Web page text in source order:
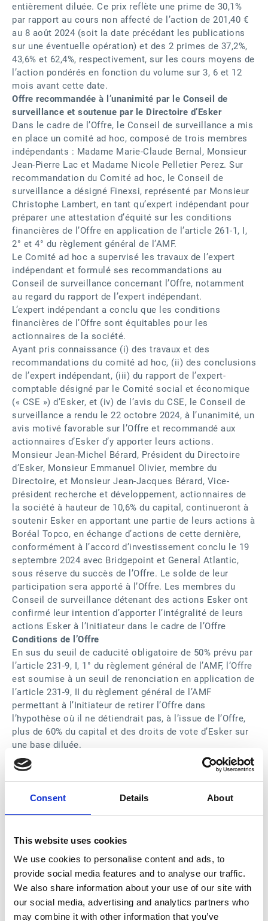
Consent Details About
This website uses cookies
We use cookies to personalise content and ads, to
provide social media features and to analyse our traffic.
We also share information about your use of our site with
our social media, advertising and analytics partners who
may combine it with other information that you’ve
entièrement diluée. Ce prix reflète une prime de 30,1%
par rapport au cours non affecté de l’action de 201,40 €
au 8 août 2024 (soit la date précédant les publications
sur une éventuelle opération) et des 2 primes de 37,2%,
43,6% et 62,4%, respectivement, sur les cours moyens de
l’action pondérés en fonction du volume sur 3, 6 et 12
mois avant cette date.
Offre recommandée à l’unanimité par le Conseil de
surveillance et soutenue par le Directoire d’Esker
Dans le cadre de l’Offre, le Conseil de surveillance a mis
en place un comité ad hoc, composé de trois membres
indépendants : Madame Marie-Claude Bernal, Monsieur
Jean-Pierre Lac et Madame Nicole Pelletier Perez. Sur
recommandation du Comité ad hoc, le Conseil de
surveillance a désigné Finexsi, représenté par Monsieur
Christophe Lambert, en tant qu’expert indépendant pour
préparer une attestation d’équité sur les conditions
financières de l’Offre en application de l’article 261-1, I,
2° et 4° du règlement général de l’AMF.
Le Comité ad hoc a supervisé les travaux de l’expert
indépendant et formulé ses recommandations au
Conseil de surveillance concernant l’Offre, notamment
au regard du rapport de l’expert indépendant.
L’expert indépendant a conclu que les conditions
financières de l’Offre sont équitables pour les
actionnaires de la société.
Ayant pris connaissance (i) des travaux et des
recommandations du comité ad hoc, (ii) des conclusions
de l’expert indépendant, (iii) du rapport de l’expert-
comptable désigné par le Comité social et économique
(« CSE ») d’Esker, et (iv) de l’avis du CSE, le Conseil de
surveillance a rendu le 22 octobre 2024, à l’unanimité, un
avis motivé favorable sur l’Offre et recommandé aux
actionnaires d’Esker d’y apporter leurs actions.
Monsieur Jean-Michel Bérard, Président du Directoire
d’Esker, Monsieur Emmanuel Olivier, membre du
Directoire, et Monsieur Jean-Jacques Bérard, Vice-
président recherche et développement, actionnaires de
la société à hauteur de 10,6% du capital, continueront à
soutenir Esker en apportant une partie de leurs actions à
Boréal Topco, en échange d’actions de cette dernière,
conformément à l’accord d’investissement conclu le 19
septembre 2024 avec Bridgepoint et General Atlantic,
sous réserve du succès de l’Offre. Le solde de leur
participation sera apporté à l’Offre. Les membres du
Conseil de surveillance détenant des actions Esker ont
confirmé leur intention d’apporter l’intégralité de leurs
actions Esker à l’Initiateur dans le cadre de l’Offre
Conditions de l’Offre
En sus du seuil de caducité obligatoire de 50% prévu par
l’article 231-9, I, 1° du règlement général de l’AMF, l’Offre
est soumise à un seuil de renonciation en application de
l’article 231-9, II du règlement général de l’AMF
permettant à l’Initiateur de retirer l’Offre dans
l’hypothèse où il ne détiendrait pas, à l’issue de l’Offre,
plus de 60% du capital et des droits de vote d’Esker sur
une base diluée.
Si les conditions légales sont remplies à l’issue de
l’Offre, l’Initiateur sollicitera la mise en œuvre d’une
procédure de retrait obligatoire.
Ordres d’apport à l’Offre
intermédiaire financier (banque, courtier, assureur vie
(également envoyé par voie postale). Il est également
possible que votre intermédiaire financier accepte les
ordres d’apport à l’Offre par Internet ou par téléphone.
Si vous êtes actionnaire au nominatif pur, vous devez
avoir reçu un formulaire de réponse à l’Offre de la part